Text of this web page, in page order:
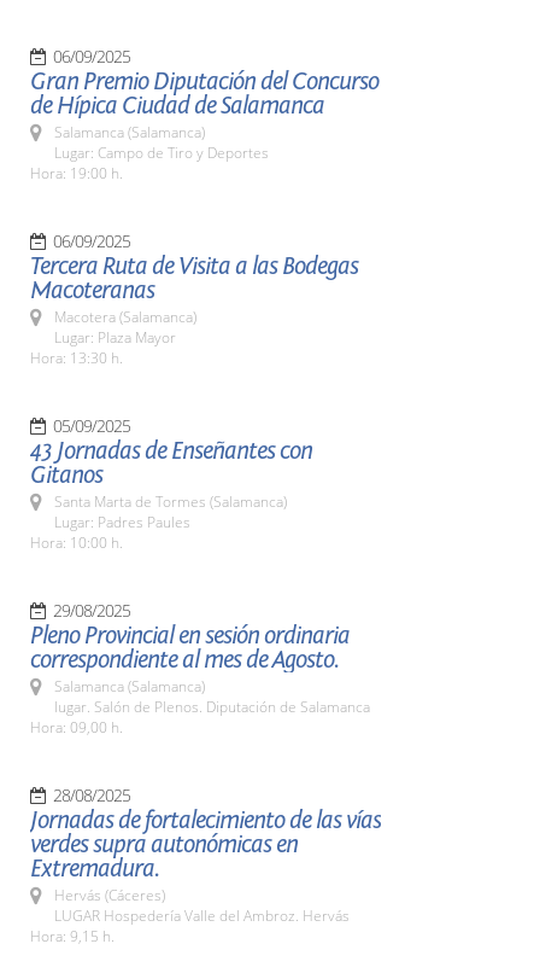
06/09/2025
Gran Premio Diputación del Concurso
de Hípica Ciudad de Salamanca
Salamanca (Salamanca)
Lugar: Campo de Tiro y Deportes
Hora: 19:00 h.
06/09/2025
Tercera Ruta de Visita a las Bodegas
Macoteranas
Macotera (Salamanca)
Lugar: Plaza Mayor
Hora: 13:30 h.
05/09/2025
43 Jornadas de Enseñantes con
Gitanos
Santa Marta de Tormes (Salamanca)
Lugar: Padres Paules
Hora: 10:00 h.
29/08/2025
Pleno Provincial en sesión ordinaria
correspondiente al mes de Agosto.
Salamanca (Salamanca)
lugar. Salón de Plenos. Diputación de Salamanca
Hora: 09,00 h.
28/08/2025
Jornadas de fortalecimiento de las vías
verdes supra autonómicas en
Extremadura.
Hervás (Cáceres)
LUGAR Hospedería Valle del Ambroz. Hervás
Hora: 9,15 h.